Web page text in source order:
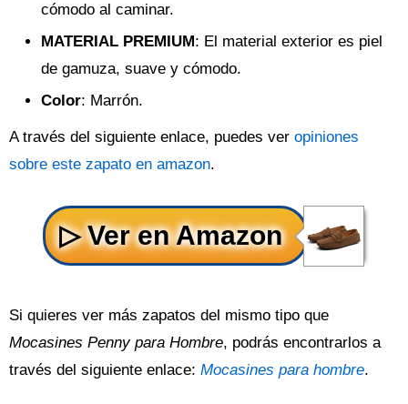
cómodo al caminar.
MATERIAL PREMIUM: El material exterior es piel
de gamuza, suave y cómodo.
Color: Marrón.
A través del siguiente enlace, puedes ver opiniones
sobre este zapato en amazon.
Si quieres ver más zapatos del mismo tipo que
Mocasines Penny para Hombre, podrás encontrarlos a
través del siguiente enlace: Mocasines para hombre.